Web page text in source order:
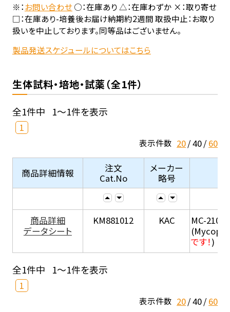
※：お問い合わせ○：在庫あり △：在庫わずか ×：取り寄せ
□：在庫あり-培養後お届け納期約2週間 取扱中止：お取り
扱いを中止しております。同等品はございません。
製品発送スケジュールについてはこちら
生体試料・培地・試薬（全1件）
全1件中 1～1件を表示
1
表示件数 20 40 60
商品詳細情報
注文
Cat.No
メーカー
略号
商品詳細
データシート
KM881012 KAC
MC-210 (
です！)
全1件中 1～1件を表示
1
表示件数 20 40 60